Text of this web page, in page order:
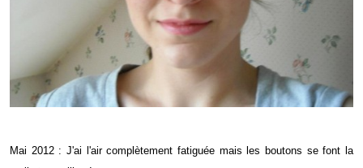
Mai 2012 : J'ai l'air complètement fatiguée mais les boutons se font la